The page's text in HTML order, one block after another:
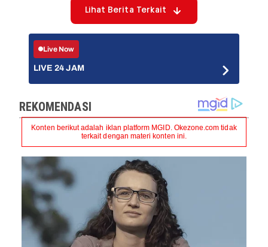
Lihat Berita Terkait
Live Now
LIVE 24 JAM